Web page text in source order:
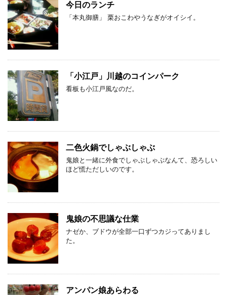
今日のランチ
「本丸御膳」 栗おこわやうなぎがオイシイ。
「小江戸」川越のコインパーク
看板も小江戸風なのだ。
二色火鍋でしゃぶしゃぶ
鬼娘と一緒に外食でしゃぶしゃぶなんて、恐ろしい
ほど慌ただしいのです。
鬼娘の不思議な仕業
ナゼか、ブドウが全部一口ずつカジってありまし
た。
アンパン娘あらわる